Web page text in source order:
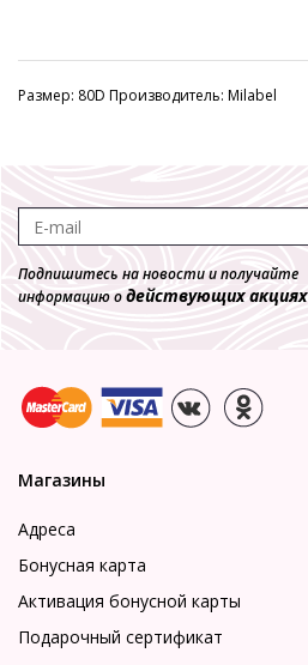
Размер: 80D Производитель: Milabel
Подпишитесь на новости и получайте
информацию одействующих акциях
Магазины
Адреса
Бонусная карта
Активация бонусной карты
Подарочный сертификат